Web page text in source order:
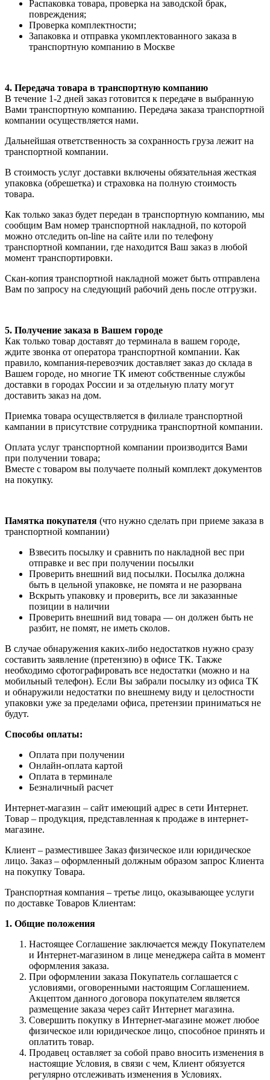
Распаковка товара, проверка на заводской брак,
повреждения;
Проверка комплектности;
Запаковка и отправка укомплектованного заказа в
транспортную компанию в Москве
4. Передача товара в транспортную компанию
В течение 1-2 дней заказ готовится к передаче в выбранную
Вами транспортную компанию. Передача заказа транспортной
компании осуществляется нами.
Дальнейшая ответственность за сохранность груза лежит на
транспортной компании.
В стоимость услуг доставки включены обязательная жесткая
упаковка (обрешетка) и страховка на полную стоимость
товара.
Как только заказ будет передан в транспортную компанию, мы
сообщим Вам номер транспортной накладной, по которой
можно отследить on-line на сайте или по телефону
транспортной компании, где находится Ваш заказ в любой
момент транспортировки.
Скан-копия транспортной накладной может быть отправлена
Вам по запросу на следующий рабочий день после отгрузки.
5. Получение заказа в Вашем городе
Как только товар доставят до терминала в вашем городе,
ждите звонка от оператора транспортной компании. Как
правило, компания-перевозчик доставляет заказ до склада в
Вашем городе, но многие ТК имеют собственные службы
доставки в городах России и за отдельную плату могут
доставить заказ на дом.
Приемка товара осуществляется в филиале транспортной
кампании в присутствие сотрудника транспортной компании.
Оплата услуг транспортной компании производится Вами
при получении товара;
Вместе с товаром вы получаете полный комплект документов
на покупку.
Памятка покупателя (что нужно сделать при приеме заказа в
транспортной компании)
Взвесить посылку и сравнить по накладной вес при
отправке и вес при получении посылки
Проверить внешний вид посылки. Посылка должна
быть в цельной упаковке, не помята и не разорвана
Вскрыть упаковку и проверить, все ли заказанные
позиции в наличии
Проверить внешний вид товара — он должен быть не
разбит, не помят, не иметь сколов.
В случае обнаружения каких-либо недостатков нужно сразу
составить заявление (претензию) в офисе ТК. Также
необходимо сфотографировать все недостатки (можно и на
мобильный телефон). Если Вы забрали посылку из офиса ТК
и обнаружили недостатки по внешнему виду и целостности
упаковки уже за пределами офиса, претензии приниматься не
будут.
Способы оплаты:
Оплата при получении
Онлайн-оплата картой
Оплата в терминале
Безналичный расчет
Интернет-магазин – сайт имеющий адрес в сети Интернет.
Товар – продукция, представленная к продаже в интернет-
магазине.
Клиент – разместившее Заказ физическое или юридическое
лицо. Заказ – оформленный должным образом запрос Клиента
на покупку Товара.
Транспортная компания – третье лицо, оказывающее услуги
по доставке Товаров Клиентам:
1. Общие положения
Настоящее Соглашение заключается между Покупателем
и Интернет-магазином в лице менеджера сайта в момент
оформления заказа.
При оформлении заказа Покупатель соглашается с
условиями, оговоренными настоящим Соглашением.
Акцептом данного договора покупателем является
размещение заказа через сайт Интернет магазина.
Совершить покупку в Интернет-магазине может любое
физическое или юридическое лицо, способное принять и
оплатить товар.
Продавец оставляет за собой право вносить изменения в
настоящие Условия, в связи с чем, Клиент обязуется
регулярно отслеживать изменения в Условиях.